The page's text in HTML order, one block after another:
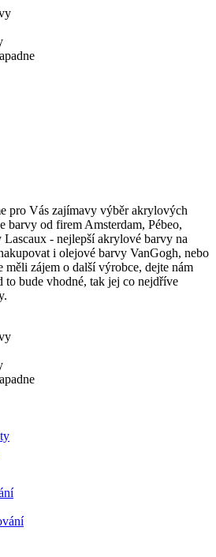
pro Vás zajímavy výběr akrylových
barvy od firem Amsterdam, Pébeo,
Lascaux - nejlepší akrylové barvy na
i olejové barvy VanGogh, nebo
měli zájem o další výrobce, dejte nám
to bude vhodné, tak jej co nejdříve